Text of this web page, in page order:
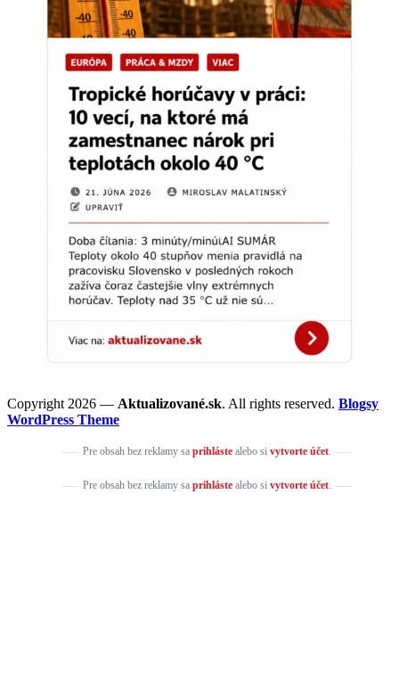
Copyright 2026 — Aktualizované.sk. All rights reserved. Blogsy
WordPress Theme
Pre obsah bez reklamy sa prihlástealebo si vytvorte účet.